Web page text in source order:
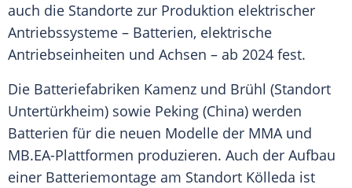
auch die Standorte zur Produktion elektrischer
Antriebssysteme – Batterien, elektrische
Antriebseinheiten und Achsen – ab 2024 fest.
Die Batteriefabriken Kamenz und Brühl (Standort
Untertürkheim) sowie Peking (China) werden
Batterien für die neuen Modelle der MMA und
MB.EA-Plattformen produzieren. Auch der Aufbau
einer Batteriemontage am Standort Kölleda ist